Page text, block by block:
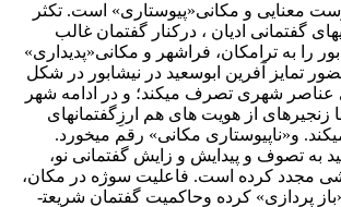
معنایی و مکانی«پیوستاری» است. تکثر
گفتمانی ادیان ، درکنار گفتمان غالب
را به ترامکان، فراشهر و مکانی«پدیداری»
تمایز آفرین ابوسعید در نیشابور در شکل
عناصر شهری تصرف می­کند؛ و در ادامه شهر
زنجیره­ای از هویت ­های هم ارزِگفتمان­های
و«نا­پیوستاری مکانی» رقم می­خورد.
به تصوف و پیدایش و زایش گفتمانی نو،
مجدد کرده­ است. فاعلیت سوژه در مکان،
مرجعیت مکانی را «باز پردازی» کرده وحاکمیت گفتمان شریعت­